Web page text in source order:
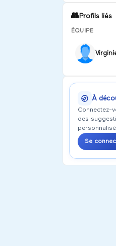
👥Profils liés
ÉQUIPE
À
Connectez-
des
Se